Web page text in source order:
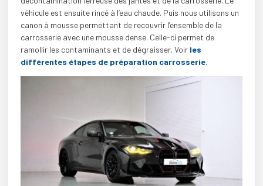
véhicule est ensuite rincé à l’eau chaude. Puis nous utilisons un
canon à mousse permettant de recouvrir l’ensemble de la
carrosserie avec une mousse dense. Celle-ci permet de
ramollir les contaminants et de dégraisser. Voir les
différentes étapes de préparation carrosserie.